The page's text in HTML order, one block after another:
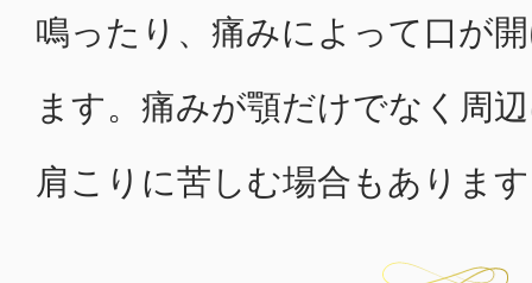
鳴ったり、痛みによって口が
ます。痛みが顎だけでなく周
肩こりに苦しむ場合もありま